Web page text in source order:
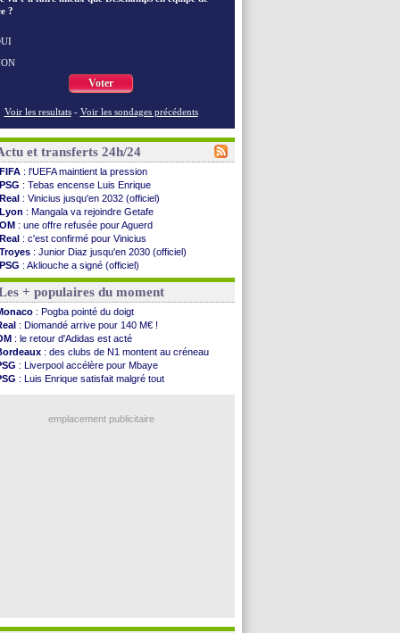
?
Voter
Voir les resultats - Voir les sondages précédents
et transferts 24h/24
FIFA : l'UEFA maintient la pression
PSG : Tebas encense Luis Enrique
Real : Vinicius jusqu'en 2032 (officiel)
Lyon : Mangala va rejoindre Getafe
OM : une offre refusée pour Aguerd
Real : c'est confirmé pour Vinicius
Troyes : Junior Diaz jusqu'en 2030 (officiel)
PSG : Akliouche a signé (officiel)
OM: une offre pour Bulka
PSG : contrat signé pour Akliouche
Ouganda: Owori battu à mort à Kampala
Arsenal : Arteta veut créer une dynastie
Chelsea: Palace a fait son offre pour Disasi
FIFA: le gouvernement espagnol s'en mêle
PSG: l'étonnante rumeur Gusto
Bologne: Dallinga est sur le marché
OM : accord trouvé avec Man City pour Rulli
: Juanlu signe à Bournemouth (officiel)
+ populaires du moment
: Pogba pointé du doigt
: Diomandé arrive pour 140 M€ !
: le retour d'Adidas est acté
: des clubs de N1 montent au créneau
: Liverpool accélère pour Mbaye
: Luis Enrique satisfait malgré tout
emplacement publicitaire